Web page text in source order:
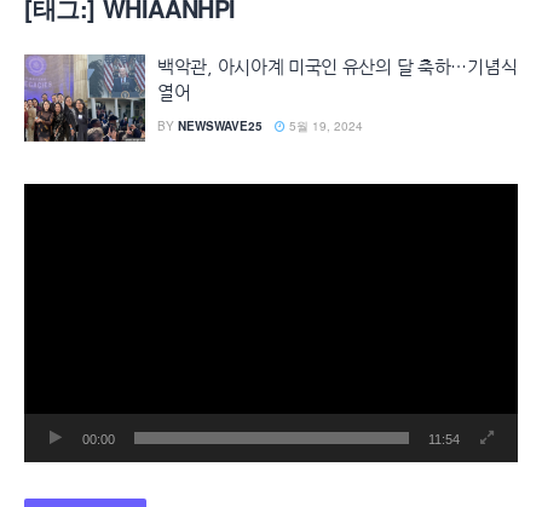
[태그:] WHIAANHPI
백악관, 아시아계 미국인 유산의 달 축하…기념식
열어
BY NEWSWAVE25 5월 19, 2024
00:00 11:54